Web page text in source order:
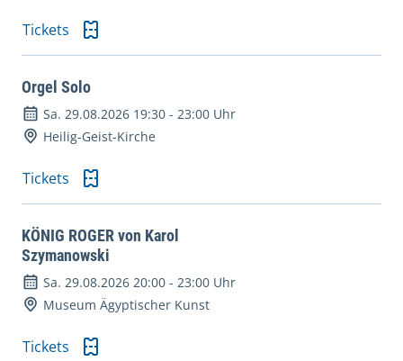
Tickets
Orgel Solo
Sa. 29.08.2026 19:30 - 23:00 Uhr
Heilig-Geist-Kirche
Tickets
KÖNIG ROGER von Karol
Szymanowski
Sa. 29.08.2026 20:00 - 23:00 Uhr
Museum Ägyptischer Kunst
Tickets